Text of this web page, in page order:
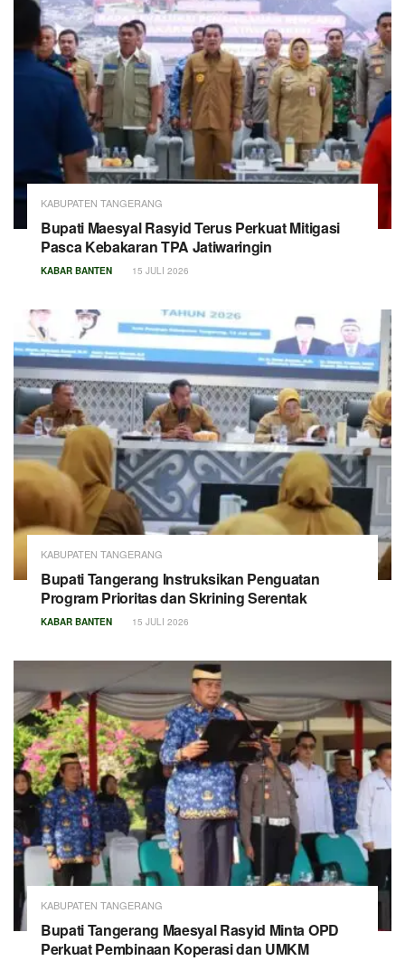
KABUPATEN TANGERANG
Bupati Maesyal Rasyid Terus Perkuat Mitigasi
Pasca Kebakaran TPA Jatiwaringin
KABAR BANTEN 15 JULI 2026
KABUPATEN TANGERANG
Bupati Tangerang Instruksikan Penguatan
Program Prioritas dan Skrining Serentak
KABAR BANTEN 15 JULI 2026
KABUPATEN TANGERANG
Bupati Tangerang Maesyal Rasyid Minta OPD
Perkuat Pembinaan Koperasi dan UMKM